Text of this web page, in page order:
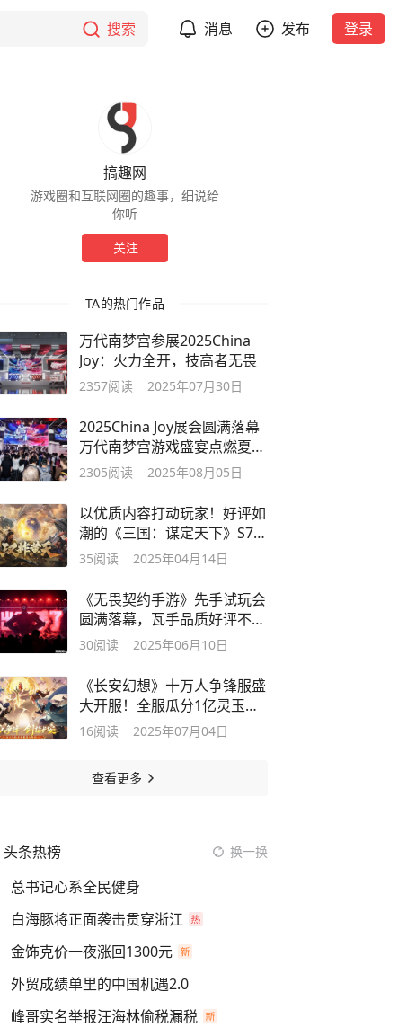
搜索 消息 发布 登录
搞趣网
游戏圈和互联网圈的趣事，细说给
你听
关注
TA的热门作品
万代南梦宫参展2025China
Joy：火力全开，技高者无畏
2357阅读 2025年07月30日
2025China Joy展会圆满落幕
万代南梦宫游戏盛宴点燃夏日
激情
2305阅读 2025年08月05日
以优质内容打动玩家！好评如
潮的《三国：谋定天下》S7赛
季已上线
35阅读 2025年04月14日
《无畏契约手游》先手试玩会
圆满落幕，瓦手品质好评不
断！
30阅读 2025年06月10日
《长安幻想》十万人争锋服盛
大开服！全服瓜分1亿灵玉，
热血开战
16阅读 2025年07月04日
查看更多
头条热榜 换一换
总书记心系全民健身
白海豚将正面袭击贯穿浙江
金饰克价一夜涨回1300元
外贸成绩单里的中国机遇2.0
峰哥实名举报汪海林偷税漏税